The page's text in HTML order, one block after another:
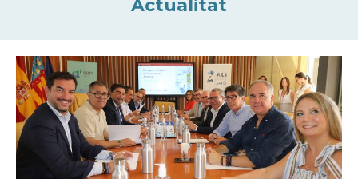
Actualitat